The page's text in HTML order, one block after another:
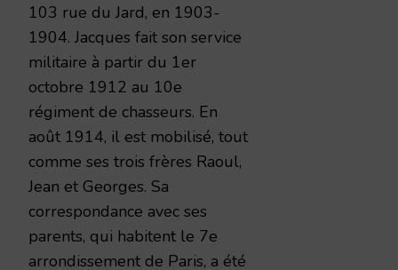
103 rue du Jard, en 1903-
1904. Jacques fait son service
militaire à partir du 1er
octobre 1912 au 10e
régiment de chasseurs. En
août 1914, il est mobilisé, tout
comme ses trois frères Raoul,
Jean et Georges. Sa
correspondance avec ses
parents, qui habitent le 7e
arrondissement de Paris, a été